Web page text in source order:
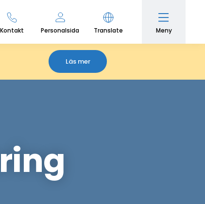
Kontakt Personalsida Translate Meny
Läs mer